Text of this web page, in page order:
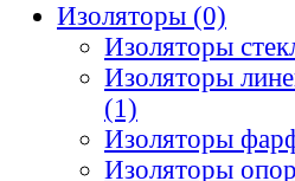
Изоляторы (0)
Изоляторы
Изоляторы
(1)
Изоляторы
Изоляторы